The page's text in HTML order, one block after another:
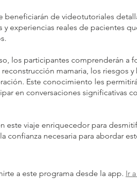
beneficiarán de videotutoriales
y experiencias reales de pacientes
los participantes comprenderán a
mamaria, los riesgos
Este conocimiento les
en conversaciones significativas
este viaje enriquecedor para
confianza necesaria para abordar
a este programa desde la app. Ir